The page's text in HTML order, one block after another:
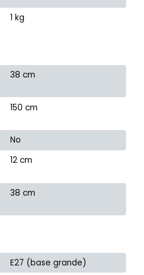
1 kg
38 cm
150 cm
No
12 cm
38 cm
E27 (base grande)